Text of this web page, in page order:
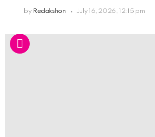
by Redakshon July 16, 2026, 12:15 pm